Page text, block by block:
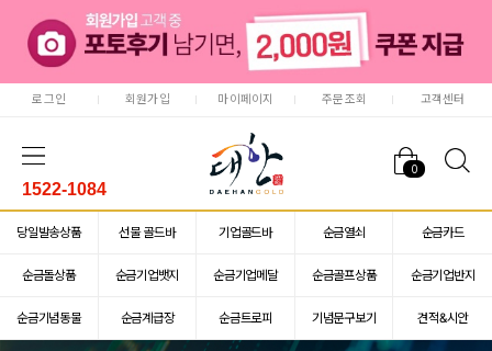
로그인 회원가입 마이페이지 주문조회 고객센터
0
1522-1084
당일발송상품 선물 골드바 기업골드바 순금열쇠 순금카드
순금돌상품 순금기업뱃지 순금기업메달 순금골프상품 순금기업반지
순금기념동물 순금계급장 순금트로피 기념문구보기 견적&시안